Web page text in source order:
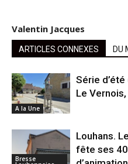
Valentin Jacques
ARTICLES CONNEXES DU
A la Une
Série
Le
Bresse
Louhans.
fête ses